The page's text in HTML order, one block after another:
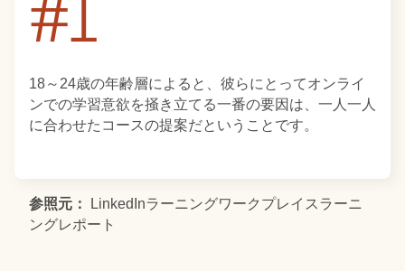
18～24歳の年齢層によると、彼らにとってオンライ
ンでの学習意欲を掻き立てる一番の要因は、一人一人
に合わせたコースの提案だということです。
18～24歳の年齢層によると、一人一人に合わせたコ
ースの提案はオンラインでの学習意欲を掻き立てる一
参照元：
LinkedInラーニングワークプレイスラーニ
ングレポート